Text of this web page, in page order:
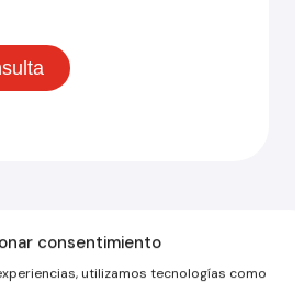
consentimiento
utilizamos tecnologías como